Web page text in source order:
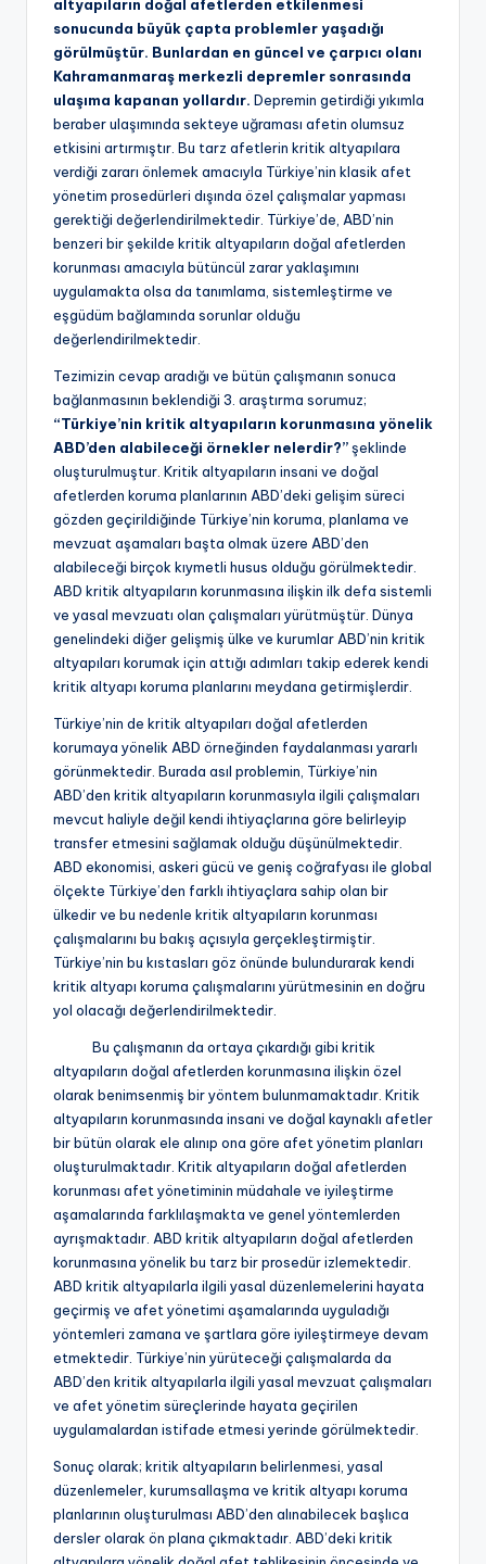
altyapıların doğal afetlerden etkilenmesi
sonucunda büyük çapta problemler yaşadığı
görülmüştür. Bunlardan en güncel ve çarpıcı olanı
Kahramanmaraş merkezli depremler sonrasında
ulaşıma kapanan yollardır. Depremin getirdiği yıkımla
beraber ulaşımında sekteye uğraması afetin olumsuz
etkisini artırmıştır. Bu tarz afetlerin kritik altyapılara
verdiği zararı önlemek amacıyla Türkiye’nin klasik afet
yönetim prosedürleri dışında özel çalışmalar yapması
gerektiği değerlendirilmektedir. Türkiye’de, ABD’nin
benzeri bir şekilde kritik altyapıların doğal afetlerden
korunması amacıyla bütüncül zarar yaklaşımını
uygulamakta olsa da tanımlama, sistemleştirme ve
eşgüdüm bağlamında sorunlar olduğu
değerlendirilmektedir.
Tezimizin cevap aradığı ve bütün çalışmanın sonuca
bağlanmasının beklendiği 3. araştırma sorumuz;
“Türkiye’nin kritik altyapıların korunmasına yönelik
ABD’den alabileceği örnekler nelerdir?”şeklinde
oluşturulmuştur. Kritik altyapıların insani ve doğal
afetlerden koruma planlarının ABD’deki gelişim süreci
gözden geçirildiğinde Türkiye’nin koruma, planlama ve
mevzuat aşamaları başta olmak üzere ABD’den
alabileceği birçok kıymetli husus olduğu görülmektedir.
ABD kritik altyapıların korunmasına ilişkin ilk defa sistemli
ve yasal mevzuatı olan çalışmaları yürütmüştür. Dünya
genelindeki diğer gelişmiş ülke ve kurumlar ABD’nin kritik
altyapıları korumak için attığı adımları takip ederek kendi
kritik altyapı koruma planlarını meydana getirmişlerdir.
Türkiye’nin de kritik altyapıları doğal afetlerden
korumaya yönelik ABD örneğinden faydalanması yararlı
görünmektedir. Burada asıl problemin, Türkiye’nin
ABD’den kritik altyapıların korunmasıyla ilgili çalışmaları
mevcut haliyle değil kendi ihtiyaçlarına göre belirleyip
transfer etmesini sağlamak olduğu düşünülmektedir.
ABD ekonomisi, askeri gücü ve geniş coğrafyası ile global
ölçekte Türkiye’den farklı ihtiyaçlara sahip olan bir
ülkedir ve bu nedenle kritik altyapıların korunması
çalışmalarını bu bakış açısıyla gerçekleştirmiştir.
Türkiye’nin bu kıstasları göz önünde bulundurarak kendi
kritik altyapı koruma çalışmalarını yürütmesinin en doğru
yol olacağı değerlendirilmektedir.
Bu çalışmanın da ortaya çıkardığı gibi kritik
altyapıların doğal afetlerden korunmasına ilişkin özel
olarak benimsenmiş bir yöntem bulunmamaktadır. Kritik
altyapıların korunmasında insani ve doğal kaynaklı afetler
bir bütün olarak ele alınıp ona göre afet yönetim planları
oluşturulmaktadır. Kritik altyapıların doğal afetlerden
korunması afet yönetiminin müdahale ve iyileştirme
aşamalarında farklılaşmakta ve genel yöntemlerden
ayrışmaktadır. ABD kritik altyapıların doğal afetlerden
korunmasına yönelik bu tarz bir prosedür izlemektedir.
ABD kritik altyapılarla ilgili yasal düzenlemelerini hayata
geçirmiş ve afet yönetimi aşamalarında uyguladığı
yöntemleri zamana ve şartlara göre iyileştirmeye devam
etmektedir. Türkiye’nin yürüteceği çalışmalarda da
ABD’den kritik altyapılarla ilgili yasal mevzuat çalışmaları
ve afet yönetim süreçlerinde hayata geçirilen
uygulamalardan istifade etmesi yerinde görülmektedir.
Sonuç olarak; kritik altyapıların belirlenmesi, yasal
düzenlemeler, kurumsallaşma ve kritik altyapı koruma
planlarının oluşturulması ABD’den alınabilecek başlıca
dersler olarak ön plana çıkmaktadır. ABD’deki kritik